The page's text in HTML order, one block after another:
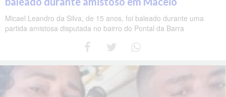
Micael Leandro da Silva, de 15 anos, foi baleado durante uma
partida amistosa disputada no bairro do Pontal da Barra